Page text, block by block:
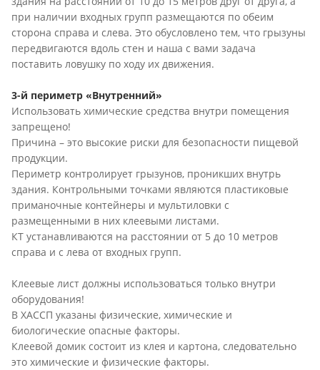
при наличии входных групп размещаются по обеим
сторона справа и слева. Это обусловлено тем, что грызуны
передвигаются вдоль стен и наша с вами задача
поставить ловушку по ходу их движения.
3-й периметр «Внутренний»
Использовать химические средства внутри помещения
запрещено!
Причина – это высокие риски для безопасности пищевой
продукции.
Периметр контролирует грызунов, проникших внутрь
здания. Контрольными точками являются пластиковые
приманочные контейнеры и мультиловки с
размещенными в них клеевыми листами.
КТ устанавливаются на расстоянии от 5 до 10 метров
справа и с лева от входных групп.
Клеевые лист должны использоваться только внутри
оборудования!
В ХАССП указаны физические, химические и
биологические опасные факторы.
Клеевой домик состоит из клея и картона, следовательно
это химические и физические факторы.